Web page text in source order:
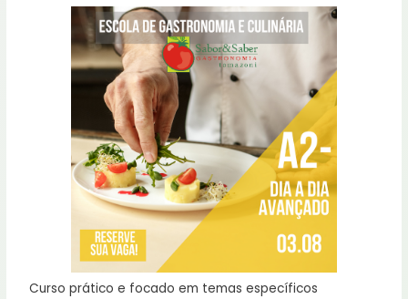
Curso prático e focado em temas específicos